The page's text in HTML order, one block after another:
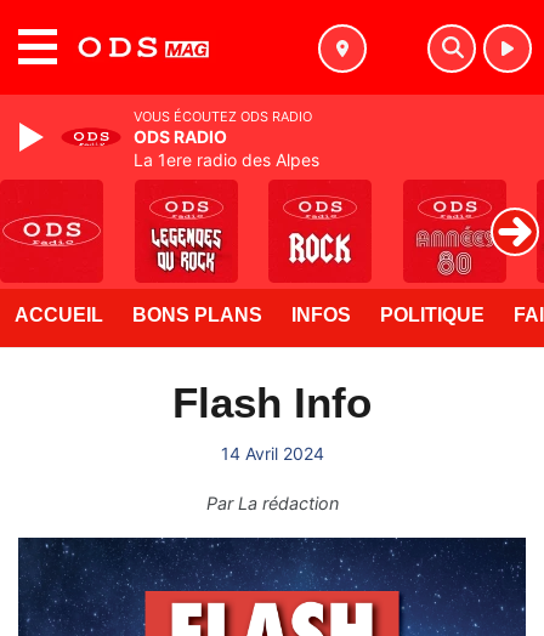
ACCUEIL BONS PLANS INFOS POLITIQUE
Flash Info
14 Avril 2024
ParLa rédaction
VOUS ÉCOUTEZ ODS RADIO
ODS RADIO
La 1ere radio des Alpes